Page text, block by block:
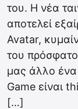
του. Η νέα
αποτελεί
Avatar,
του
μας άλλο
Game είναι
[…]